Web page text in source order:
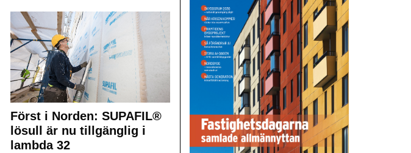
Först i Norden: SUPAFIL®
lösull är nu tillgänglig i
lambda 32